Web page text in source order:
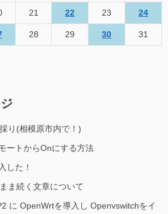
21 22 23 24
28 29 30 31
り(相模原市内で！)
ートからOnにする方法
した！
ま続く文章について
に OpenWrtを導入し Openvswitchをイ